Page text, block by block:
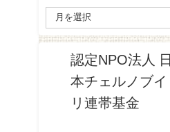
認定NPO法人 日
本チェルノブイ
リ連帯基金